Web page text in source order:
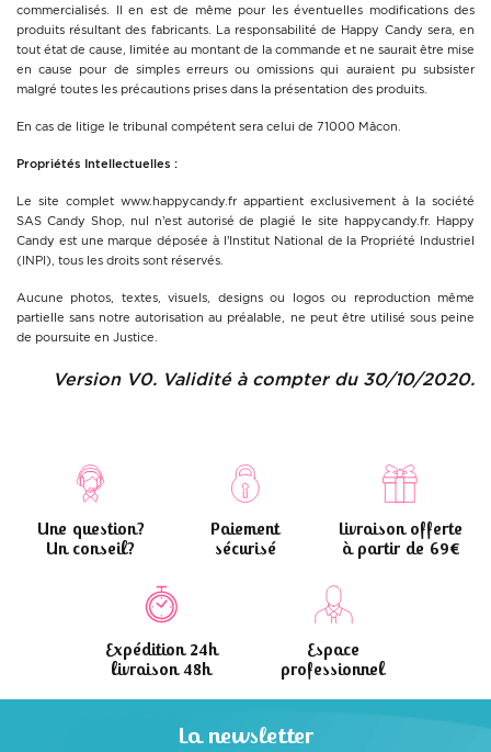
commercialisés. Il en est de même pour les éventuelles modifications des
produits résultant des fabricants. La responsabilité de Happy Candy sera, en
tout état de cause, limitée au montant de la commande et ne saurait être mise
en cause pour de simples erreurs ou omissions qui auraient pu subsister
malgré toutes les précautions prises dans la présentation des produits.
En cas de litige le tribunal compétent sera celui de 71000 Mâcon.
Propriétés Intellectuelles :
Le site complet www.happycandy.fr appartient exclusivement à la société
SAS Candy Shop, nul n’est autorisé de plagié le site happycandy.fr. Happy
Candy est une marque déposée à l’Institut National de la Propriété Industriel
(INPI), tous les droits sont réservés.
Aucune photos, textes, visuels, designs ou logos ou reproduction même
partielle sans notre autorisation au préalable, ne peut être utilisé sous peine
de poursuite en Justice.
Version V0. Validité à compter du 30/10/2020.
Une question?
Un conseil?
Paiement
sécurisé
Livraison offerte
à partir de 69€
Expédition 24h
livraison 48h
Espace
professionnel
La newsletter